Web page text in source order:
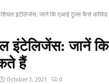
इंटेलिजेंस: जानें कि एआई टूल्स कैसे
इंटेलिजेंस: जानें
हैं
October 2, 2021 0